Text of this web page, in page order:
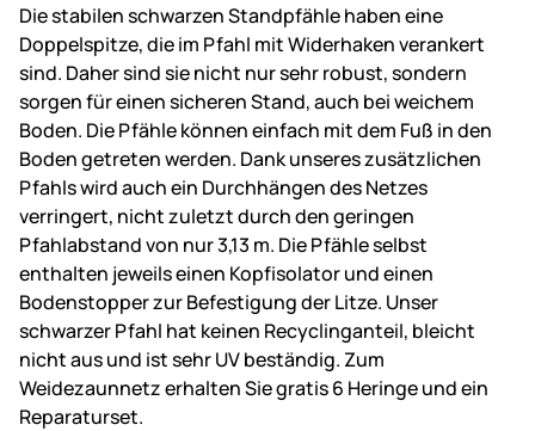
Die stabilen schwarzen Standpfähle haben eine
Doppelspitze, die im Pfahl mit Widerhaken verankert
sind. Daher sind sie nicht nur sehr robust, sondern
sorgen für einen sicheren Stand, auch bei weichem
Boden. Die Pfähle können einfach mit dem Fuß in den
Boden getreten werden. Dank unseres zusätzlichen
Pfahls wird auch ein Durchhängen des Netzes
verringert, nicht zuletzt durch den geringen
Pfahlabstand von nur 3,13 m. Die Pfähle selbst
enthalten jeweils einen Kopfisolator und einen
Bodenstopper zur Befestigung der Litze. Unser
schwarzer Pfahl hat keinen Recyclinganteil, bleicht
nicht aus und ist sehr UV beständig. Zum
Weidezaunnetz erhalten Sie gratis 6 Heringe und ein
Reparaturset.